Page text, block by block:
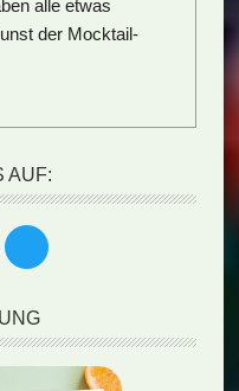
alle etwas
der Mocktail-
AUF: